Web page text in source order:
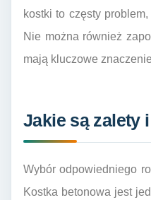
kostki to częsty
Nie można również
mają kluczowe
Jakie są zalety
Wybór odpowiedniego
Kostka betonowa jest